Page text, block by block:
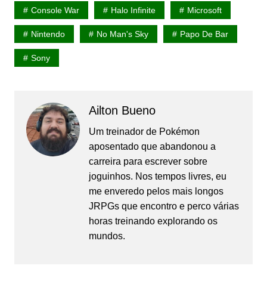
Console War Halo Infinite Microsoft
Nintendo No Man's Sky Papo De Bar
Sony
Ailton Bueno
Um treinador de Pokémon
aposentado que abandonou a
carreira para escrever sobre
joguinhos. Nos tempos livres, eu
me enveredo pelos mais longos
JRPGs que encontro e perco várias
horas treinando explorando os
mundos.